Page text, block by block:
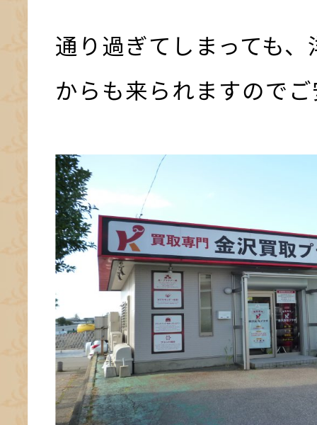
通り過ぎてしまっても
からも来られますので